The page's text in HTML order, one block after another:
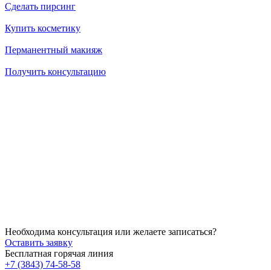
Сделать пирсинг
Купить косметику
Перманентный макияж
Получить консультацию
Необходима консультация или желаете записаться?
Оставить заявку
Бесплатная горячая линия
+7 (3843) 74-58-58